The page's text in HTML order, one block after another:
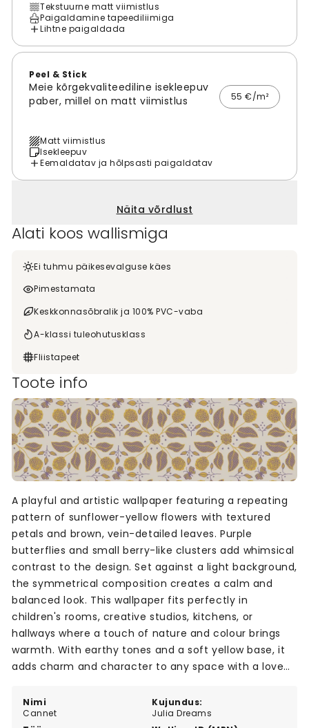
Tekstuurne matt viimistlus
Paigaldamine tapeediliimiga
Lihtne paigaldada
Peel & Stick
Meie kõrgekvaliteediline isekleepuv
paber, millel on matt viimistlus
55 €/m²
Matt viimistlus
Isekleepuv
Eemaldatav ja hõlpsasti paigaldatav
Näita võrdlust
Alati koos wallismiga
Ei tuhmu päikesevalguse käes
Pimestamata
Keskkonnasõbralik ja 100% PVC-vaba
A-klassi tuleohutusklass
Fliistapeet
Toote info
Nimi
Cannet
Kujundus:
Julia Dreams
A playful and artistic wallpaper featuring a repeating
pattern of sunflower-yellow flowers with textured
petals and brown, vein-detailed leaves. Purple
butterflies and small berry-like clusters add whimsical
contrast to the design. Set against a light background,
the symmetrical composition creates a calm and
balanced look. This wallpaper fits perfectly in
children's rooms, creative studios, kitchens, or
hallways where a touch of nature and colour brings
warmth. With earthy tones and a soft yellow base, it
adds charm and character to any space with a love